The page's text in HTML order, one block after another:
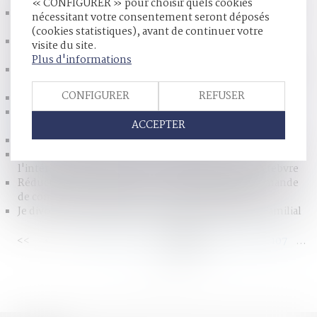
Conséquence sur la procédure de l’altération des facultés
d’un prévenu - La Gazette du Palais
Peut-on changer de type de divorce pendant le
déroulement de la procédure ? | Justice.fr
La mort du créancier efface les dettes mais pas les droits de
succession | SOS conso
Garde à vue ou retenue d'un mineur | Justice.fr
PARENTS À MI-TEMPS : de nouveaux défis à révéler - Le
La résidence alternée, pas pour tout le monde - Le Figaro
l'intérêt supérieur de l'enfant - Éditions Francis Lefebvre
Réduction de trois peines au maximum légal et demande
de confusion de ces peines - La Gazette du Palais
Je divorce, que devient mon entreprise ? | Dossier Familial
<<
...
« CONFIGURER » pour choisir quels cookies
nécessitant votre consentement seront déposés
(cookies statistiques), avant de continuer votre
visite du site.
Plus d'informations
CONFIGURER
REFUSER
ACCEPTER